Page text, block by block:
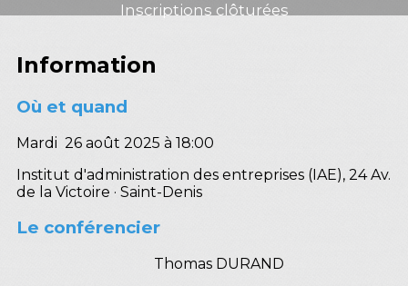
Inscriptions clôturées
Information
Où et quand
Mardi 26 août 2025 à 18:00
Institut d'administration des entreprises (IAE), 24 Av.
de la Victoire · Saint-Denis
Le conférencier
Thomas DURAND